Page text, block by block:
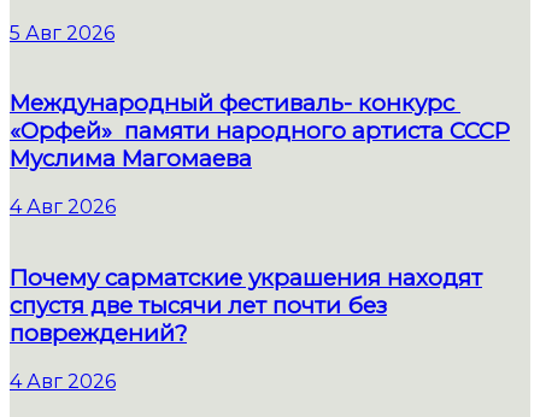
5 Авг 2026
Международный фестиваль- конкурс
«Орфей» памяти народного артиста СССР
Муслима Магомаева
4 Авг 2026
Почему сарматские украшения находят
спустя две тысячи лет почти без
повреждений?
4 Авг 2026